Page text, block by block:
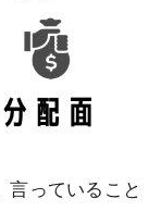
言っていること